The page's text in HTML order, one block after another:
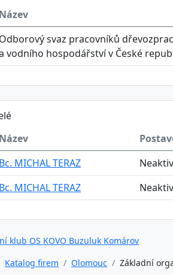
Název
Odborový svaz pracovníků
vodního hospodářství v České
Název
Bc. MICHAL TERAZ
Bc. MICHAL TERAZ
klub OS KOVO Buzuluk Komárov
Katalog firem Olomouc Základní